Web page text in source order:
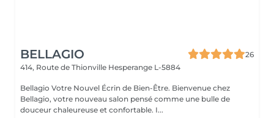
BELLAGIO
26
414, Route de Thionville Hesperange L-5884
Bellagio Votre Nouvel Écrin de Bien-Être. Bienvenue chez
Bellagio, votre nouveau salon pensé comme une bulle de
douceur chaleureuse et confortable. I...